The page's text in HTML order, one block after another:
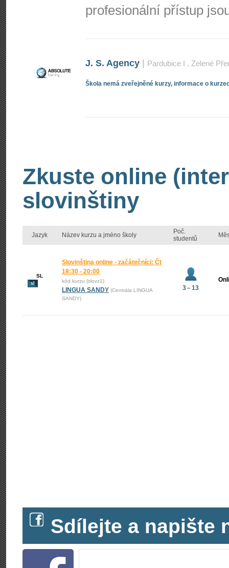
profesionální přístup
J. S. Agency Pardubice I , Zelené
Škola nemá zveřejněné kurzy, informace o
Zkuste online
slovinštiny
Jazyk Název kurzu a jméno školy
Poč.
studentů
SL
sl
Slovinština online - začátečníci: Čt
18:30 - 20:00
kód kurzu (slovz1)
LINGUA SANDY (Centrála LINGUA
SANDY)
3 – 13
Sdílejte a napište